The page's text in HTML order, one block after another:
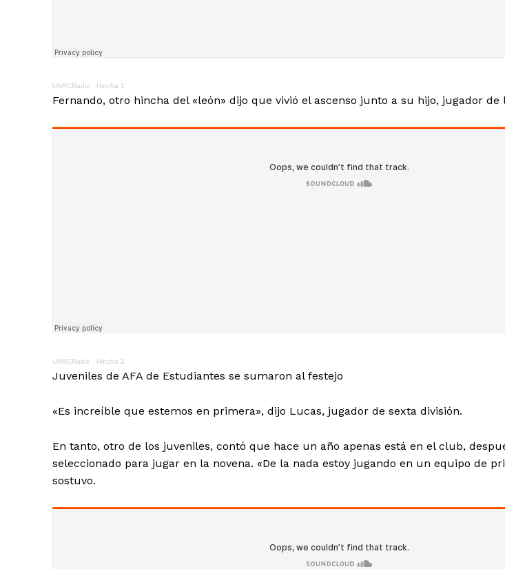
UNRCRadio · Hincha 1
Fernando, otro hincha del «león» dijo que vivió el ascenso junto a su hijo, jugador de
UNRCRadio · Hincha 2
Juveniles de AFA de Estudiantes se sumaron al festejo
«Es increíble que estemos en primera», dijo Lucas, jugador de sexta división.
En tanto, otro de los juveniles, contó que hace un año apenas está en el club,
seleccionado para jugar en la novena. «De la nada estoy jugando en un equipo de
sostuvo.